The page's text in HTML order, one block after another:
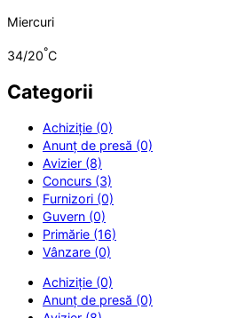
Miercuri
34/20°C
Categorii
Achiziție (0)
Anunț de presă (0)
Avizier (8)
Concurs (3)
Furnizori (0)
Guvern (0)
Primărie (16)
Vânzare (0)
Achiziție (0)
Anunț de presă (0)